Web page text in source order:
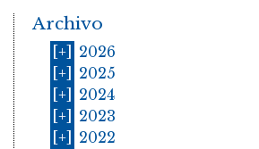
Archivo
[+]
2026
[+]
2025
[+]
2024
[+]
2023
[+]
2022